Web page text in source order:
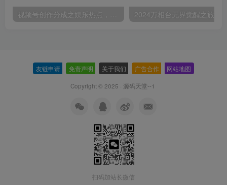
视频号创作分成之娱乐热点，最适合小白的赛道，每天赚点零花钱没问题【揭秘】
友链申请 免责声明 关于我们 广告合作 网站地图
Copyright © 2025 · 源码天堂--1
扫码加站长微信